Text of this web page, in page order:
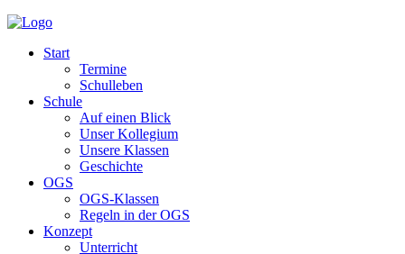
Start
Termine
Schulleben
Schule
Auf einen Blick
Unser Kollegium
Unsere Klassen
Geschichte
OGS
OGS-Klassen
Regeln in der OGS
Konzept
Unterricht